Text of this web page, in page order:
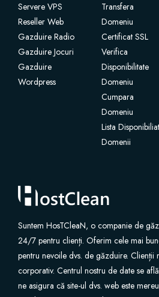
SEO Tools
Site Builder
XOVI NOW
Transfer domenii
Servere VPS
Reseller Web
Gazduire Radio
Gazduire Jocuri
Gazduire
Wordpress
Transfera
Domeniu
Certificat SSL
Verifica
Disponibilitate
Domeniu
Cumpara
Domeniu
Lista
Domenii
Suntem HosTCleaN, o companie de
24/7 pentru clienți. Oferim cele mai
pentru nevoile dvs. de găzduire. Clienții
corporativ. Centrul nostru de date se
ne asigura că site-ul dvs. web este